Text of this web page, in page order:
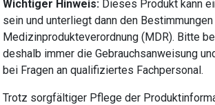
Wichtiger Hinweis: Dieses Produkt kann
sein und unterliegt dann den
Medizinprodukteverordnung (MDR). Bitte
deshalb immer die Gebrauchsanweisung
bei Fragen an qualifiziertes Fachpersonal.
Trotz sorgfältiger Pflege der